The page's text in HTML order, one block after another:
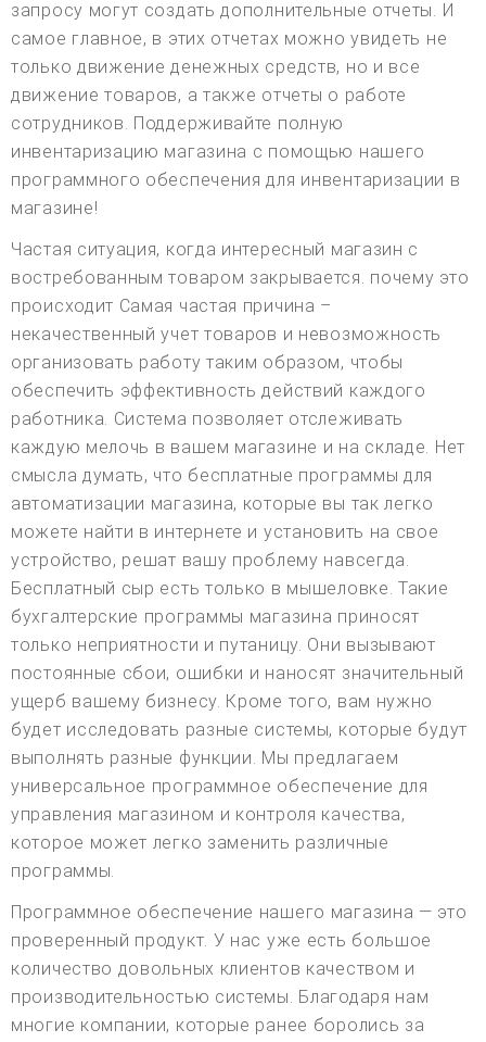
запросу могут создать дополнительные отчеты. И
самое главное, в этих отчетах можно увидеть не
только движение денежных средств, но и все
движение товаров, а также отчеты о работе
сотрудников. Поддерживайте полную
инвентаризацию магазина с помощью нашего
программного обеспечения для инвентаризации в
магазине!
Частая ситуация, когда интересный магазин с
востребованным товаром закрывается. почему это
происходит Самая частая причина –
некачественный учет товаров и невозможность
организовать работу таким образом, чтобы
обеспечить эффективность действий каждого
работника. Система позволяет отслеживать
каждую мелочь в вашем магазине и на складе. Нет
смысла думать, что бесплатные программы для
автоматизации магазина, которые вы так легко
можете найти в интернете и установить на свое
устройство, решат вашу проблему навсегда.
Бесплатный сыр есть только в мышеловке. Такие
бухгалтерские программы магазина приносят
только неприятности и путаницу. Они вызывают
постоянные сбои, ошибки и наносят значительный
ущерб вашему бизнесу. Кроме того, вам нужно
будет исследовать разные системы, которые будут
выполнять разные функции. Мы предлагаем
универсальное программное обеспечение для
управления магазином и контроля качества,
которое может легко заменить различные
программы.
Программное обеспечение нашего магазина — это
проверенный продукт. У нас уже есть большое
количество довольных клиентов качеством и
производительностью системы. Благодаря нам
многие компании, которые ранее боролись за